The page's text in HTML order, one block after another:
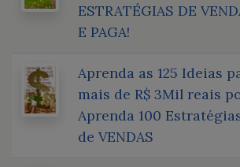
ESTRATÉGIAS DE
E PAGA!
Aprenda as 125 Ideias
mais de R$ 3Mil reais
Aprenda 100
de VENDAS